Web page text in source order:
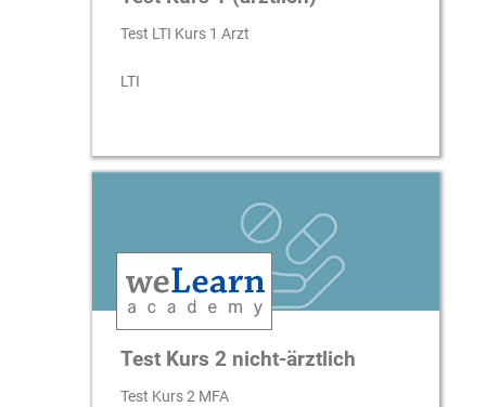
Test LTI Kurs 1 Arzt
LTI
Test Kurs 2 nicht-ärztlich
Test Kurs 2 MFA